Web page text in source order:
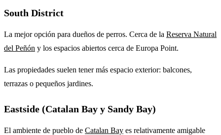
South District
La mejor opción para dueños de perros. Cerca de la Reserva Natural
del Peñón y los espacios abiertos cerca de Europa Point.
Las propiedades suelen tener más espacio exterior: balcones,
terrazas o pequeños jardines.
Eastside (Catalan Bay y Sandy Bay)
El ambiente de pueblo de Catalan Bay es relativamente amigable